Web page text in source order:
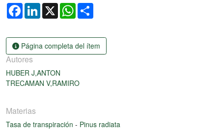
FacebookLinkedIn
X WhatsApp
Página completa del ítem
Autores
HUBER J,ANTON
TRECAMAN V,RAMIRO
Materias
Tasa de transpiración - Pinus radiata